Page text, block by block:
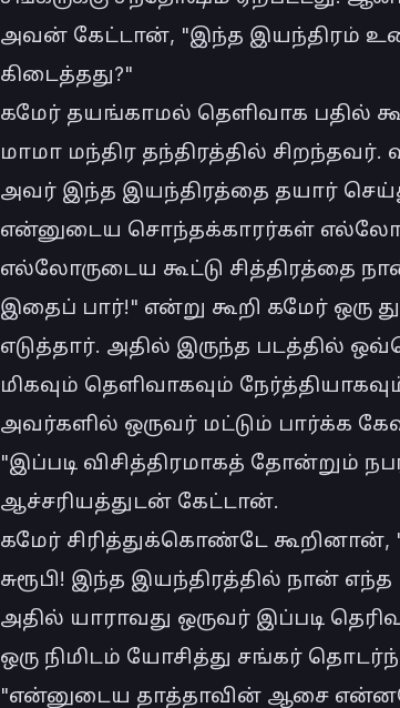
அவன் கேட்டான், "இந்த இயந்திரம்
கிடைத்தது?"
கமேர் தயங்காமல் தெளிவாக பதில்
மாமா மந்திர தந்திரத்தில் சிறந்தவர்.
அவர் இந்த இயந்திரத்தை தயார்
என்னுடைய சொந்தக்காரர்கள்
எல்லோருடைய கூட்டு சித்திரத்தை
இதைப் பார்!" என்று கூறி கமேர் ஒரு
எடுத்தார். அதில் இருந்த படத்தில்
மிகவும் தெளிவாகவும்
அவர்களில் ஒருவர் மட்டும் பார்க்க
"இப்படி விசித்திரமாகத் தோன்றும்
ஆச்சரியத்துடன் கேட்டான்.
கமேர் சிரித்துக்கொண்டே
சுரூபி! இந்த இயந்திரத்தில் நான்
அதில் யாராவது ஒருவர் இப்படி
ஒரு நிமிடம் யோசித்து சங்கர்
"என்னுடைய தாத்தாவின் ஆசை